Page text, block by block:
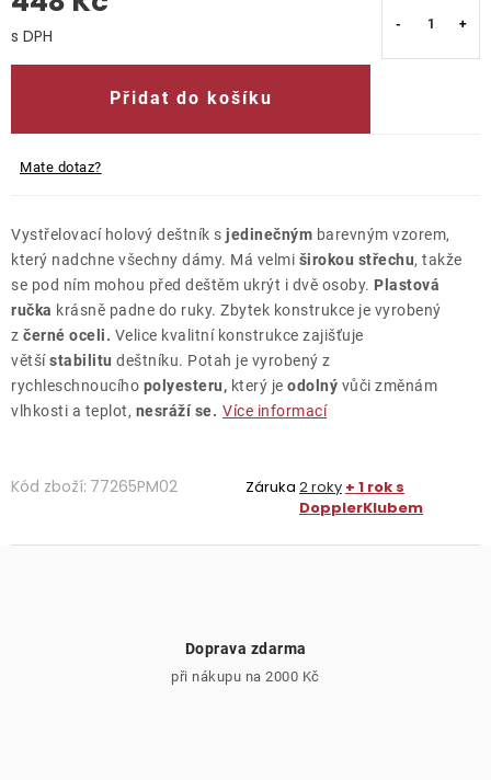
Přidat do košíku
Mate dotaz?
Vystřelovací holový deštník s jedinečným barevným vzorem,
který nadchne všechny dámy. Má velmi širokou střechu, takže
se pod ním mohou před deštěm ukrýt i dvě osoby. Plastová
ručka krásně padne do ruky. Zbytek konstrukce je vyrobený
z černé oceli. Velice kvalitní konstrukce zajišťuje
většístabilitu deštníku. Potah je vyrobený z
rychleschnoucího polyesteru, který je odolný vůči změnám
vlhkosti a teplot, nesráží se. Více informací
Kód zboží: 77265PM02 Záruka 2 roky + 1 rok s
DopplerKlubem
Doprava zdarma
při nákupu na 2000 Kč